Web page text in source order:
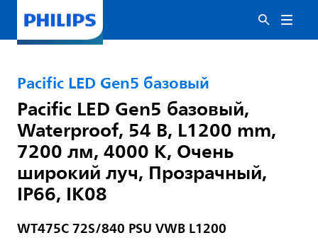
Pacific LED Gen5 базовый
Pacific LED Gen5 базовый,
Waterproof, 54 В, L1200 mm,
7200 лм, 4000 K, Очень
широкий луч, Прозрачный,
IP66, IK08
WT475C 72S/840 PSU VWB L1200